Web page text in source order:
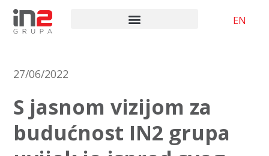
EN
27/06/2022
S jasnom vizijom za
budućnost IN2 grupa